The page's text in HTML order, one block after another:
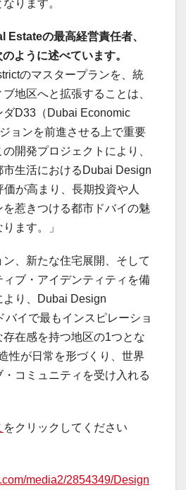
ります。
Estateの最高経営責任者、
のように述べています。
のマスタープランを、統
地区へと拡張することは、
ダD33（Dubai Economic
ョンを前進させる上で重要
開発プロジェクトにより、
生活におけるDubai Design
が高まり、長期投資や人
惹きつける都市ドバイの魅
ます。」
、新たな住宅展開、そして
ブ・アイデンティティを備
より、Dubai Design
バイで最もインスピレーショ
在感を持つ地区の1つとな
性が日常を形づくり、世界
コミュニティを受け入れる
をクリックしてください
media2/2854349/Design